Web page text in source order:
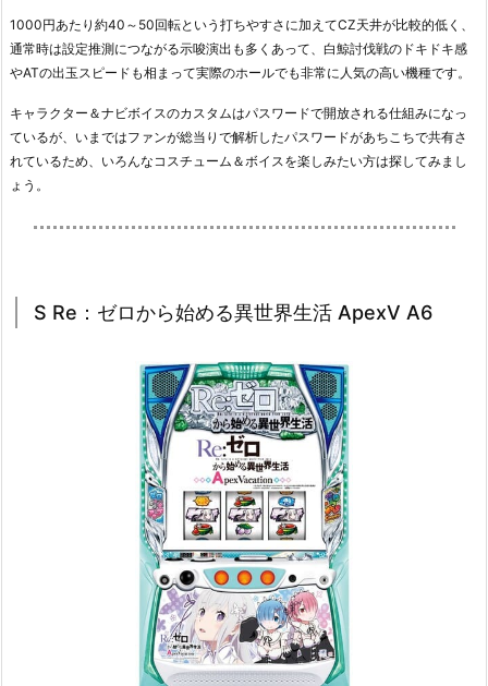
1000円あたり約40～50回転という打ちやすさに加えてCZ天井が比較的低く、
通常時は設定推測につながる示唆演出も多くあって、白鯨討伐戦のドキドキ感
やATの出玉スピードも相まって実際のホールでも非常に人気の高い機種です。
キャラクター＆ナビボイスのカスタムはパスワードで開放される仕組みになっ
ているが、いまではファンが総当りで解析したパスワードがあちこちで共有さ
れているため、いろんなコスチューム＆ボイスを楽しみたい方は探してみまし
ょう。
S Re：ゼロから始める異世界生活 ApexV A6